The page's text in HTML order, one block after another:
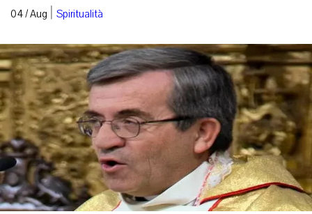
04 / Aug | Spiritualità